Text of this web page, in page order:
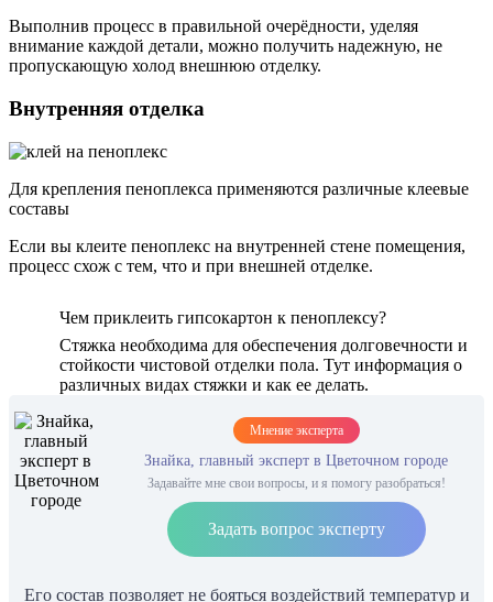
Выполнив процесс в правильной очерёдности, уделяя
внимание каждой детали, можно получить надежную, не
пропускающую холод внешнюю отделку.
Внутренняя отделка
Для крепления пеноплекса применяются различные клеевые
составы
Если вы клеите пеноплекс на внутренней стене помещения,
процесс схож с тем, что и при внешней отделке.
Чем приклеить гипсокартон к пеноплексу?
Стяжка необходима для обеспечения долговечности и
стойкости чистовой отделки пола. Тут информация о
различных видах стяжки и как ее делать.
Мнение эксперта
Знайка, главный эксперт в Цветочном городе
Задавайте мне свои вопросы, и я помогу разобраться!
Задать вопрос эксперту
Его состав позволяет не бояться воздействий температур и